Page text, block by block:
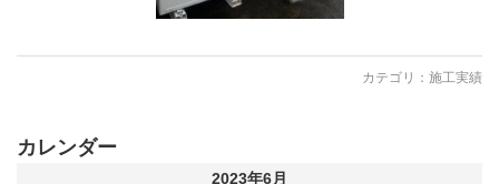
カテゴリ： 施工実績
カレンダー
2023年6月